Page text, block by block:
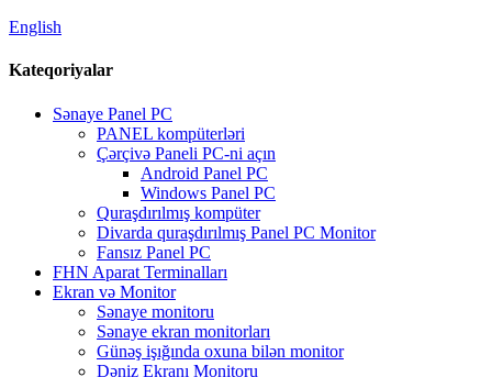
English
Kateqoriyalar
Sənaye Panel PC
PANEL kompüterləri
Çərçivə Paneli PC-ni açın
Android Panel PC
Windows Panel PC
Quraşdırılmış kompüter
Divarda quraşdırılmış Panel PC Monitor
Fansız Panel PC
FHN Aparat Terminalları
Ekran və Monitor
Sənaye monitoru
Sənaye ekran monitorları
Günəş işığında oxuna bilən monitor
Dəniz Ekranı Monitoru